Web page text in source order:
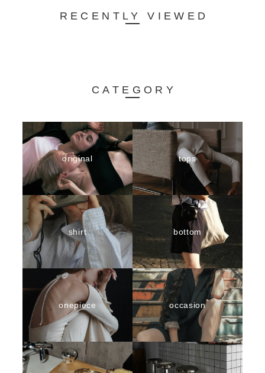
RECENTLY VIEWED
CATEGORY
original tops
shirt bottom
onepiece occasion